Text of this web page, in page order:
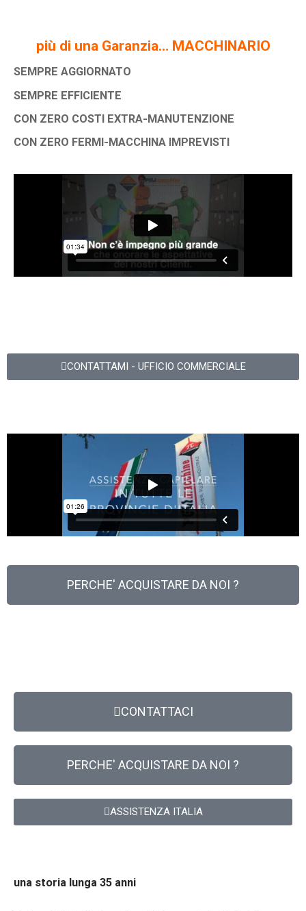
più di una Garanzia… MACCHINARIO
SEMPRE AGGIORNATO
SEMPRE EFFICIENTE
CON ZERO COSTI EXTRA-MANUTENZIONE
CON ZERO FERMI-MACCHINA IMPREVISTI
CONTATTAMI - UFFICIO COMMERCIALE
PERCHE' ACQUISTARE DA NOI ?
CONTATTACI
PERCHE' ACQUISTARE DA NOI ?
ASSISTENZA ITALIA
una storia lunga 35 anni